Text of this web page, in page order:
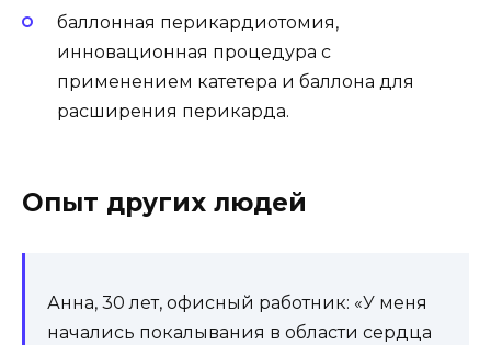
баллонная перикардиотомия,
инновационная процедура с
применением катетера и баллона для
расширения перикарда.
Опыт других людей
Анна, 30 лет, офисный работник: «У меня
начались покалывания в области сердца